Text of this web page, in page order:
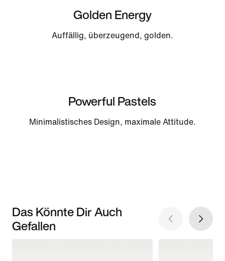
Golden Energy
Auffällig, überzeugend, golden.
Powerful Pastels
Minimalistisches Design, maximale Attitude.
Das Könnte Dir Auch
Gefallen